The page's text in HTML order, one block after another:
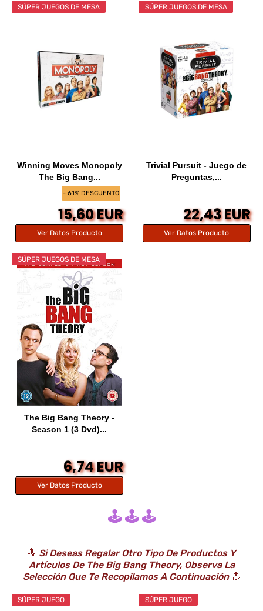
- 61% DESCUENTO
SÚPER JUEGOS DE MESA
Winning Moves Monopoly
The Big Bang...
15,60 EUR
Ver Datos Producto
SÚPER JUEGOS DE MESA
Trivial Pursuit - Juego de
Preguntas,...
22,43 EUR
Ver Datos Producto
SÚPER JUEGOS DE MESA
The Big Bang Theory -
Season 1 (3 Dvd)...
6,74 EUR
Ver Datos Producto
🕹️ 🕹️ 🕹️
🔝 Si Deseas Regalar Otro Tipo De Productos Y
Artículos De The Big Bang Theory, Observa La
Selección Que Te Recopilamos A Continuación🔝
SÚPER JUEGO SÚPER JUEGO